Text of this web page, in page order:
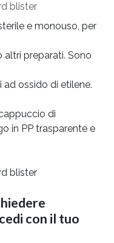
blister
e monouso, per
preparati. Sono
ad ossido di etilene.
di
in PP trasparente e
blister
con il tuo